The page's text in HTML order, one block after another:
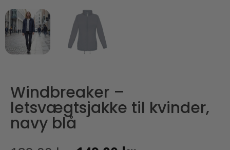
Windbreaker –
letsvægtsjakke til kvinder,
navy blå